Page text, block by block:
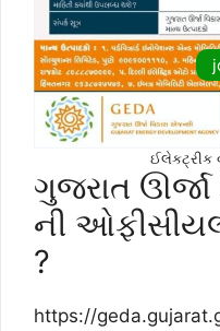
ઈલેકટ્રીક
ગુજરાત
ની
?
https://